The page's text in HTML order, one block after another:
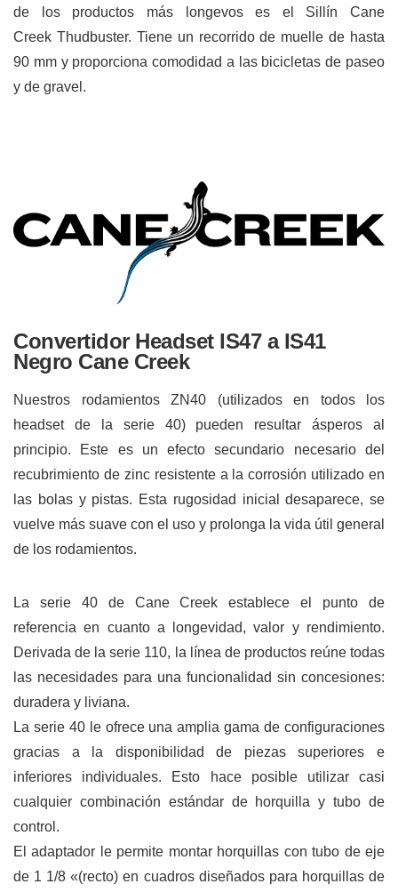
de los productos más longevos es el Sillín Cane
Creek Thudbuster. Tiene un recorrido de muelle de hasta
90 mm y proporciona comodidad a las bicicletas de paseo
y de gravel.
Convertidor Headset IS47 a IS41
Negro Cane Creek
Nuestros rodamientos ZN40 (utilizados en todos los
headset de la serie 40) pueden resultar ásperos al
principio. Este es un efecto secundario necesario del
recubrimiento de zinc resistente a la corrosión utilizado en
las bolas y pistas. Esta rugosidad inicial desaparece, se
vuelve más suave con el uso y prolonga la vida útil general
de los rodamientos.
La serie 40 de Cane Creek establece el punto de
referencia en cuanto a longevidad, valor y rendimiento.
Derivada de la serie 110, la línea de productos reúne todas
las necesidades para una funcionalidad sin concesiones:
duradera y liviana.
La serie 40 le ofrece una amplia gama de configuraciones
gracias a la disponibilidad de piezas superiores e
inferiores individuales. Esto hace posible utilizar casi
cualquier combinación estándar de horquilla y tubo de
control.
El adaptador le permite montar horquillas con tubo de eje
de 1 1/8 «(recto) en cuadros diseñados para horquillas de